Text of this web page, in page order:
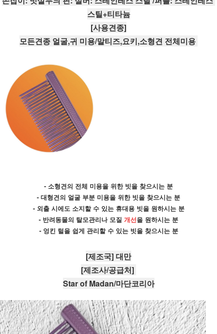
스틸+티타늄
[사용견종]
모든견종 얼굴,귀 미용/말티즈,요키,소형견 전체미용
- 소형견의 전체 미용을 위한 빗을 찾으시는 분
- 대형견의 얼굴 부분 미용을 위한 빗을 찾으시는 분
- 외출 시에도 소지할 수 있는 휴대용 빗을 원하시는 분
- 반려동물의 탈모관리나 모질 개선을 원하시는 분
- 엉킨 털을 쉽게 관리할 수 있는 빗을 찾으시는 분
[제조국] 대만
[제조사/공급처]
Star of Madan/마단코리아